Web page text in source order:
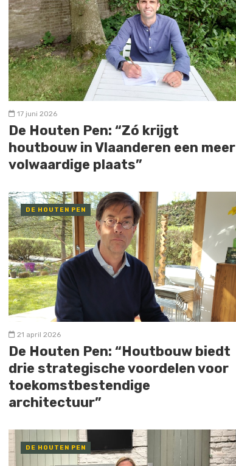
17 juni 2026
De Houten Pen: “Zó krijgt
houtbouw in Vlaanderen een meer
volwaardige plaats”
DE HOUTEN PEN
21 april 2026
De Houten Pen: “Houtbouw biedt
drie strategische voordelen voor
toekomstbestendige
architectuur”
DE HOUTEN PEN